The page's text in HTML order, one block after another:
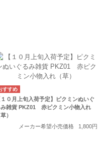
１０月上旬入荷予定】ピクミンぬいぐ
み雑貨 PKZ01 赤ピクミン小物入れ
草）
メーカー希望小売価格
1,800円